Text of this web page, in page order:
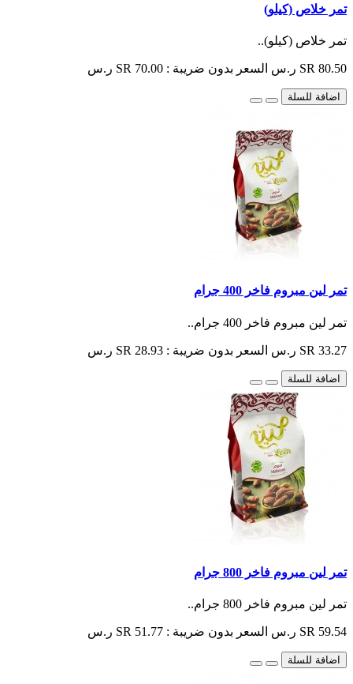
تمر خلاص (كيلو)
تمر خلاص (كيلو)..
SR 80.50 ر.س السعر بدون ضريبة : SR 70.00 ر.س
اضافة للسلة
تمر لين مبروم فاخر 400 جرام
تمر لين مبروم فاخر 400 جرام..
SR 33.27 ر.س السعر بدون ضريبة : SR 28.93 ر.س
اضافة للسلة
تمر لين مبروم فاخر 800 جرام
تمر لين مبروم فاخر 800 جرام..
SR 59.54 ر.س السعر بدون ضريبة : SR 51.77 ر.س
اضافة للسلة